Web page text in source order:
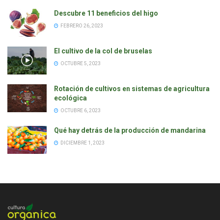
Descubre 11 beneficios del higo
FEBRERO 26, 2023
El cultivo de la col de bruselas
OCTUBRE 5, 2023
Rotación de cultivos en sistemas de agricultura
ecológica
OCTUBRE 6, 2023
Qué hay detrás de la producción de mandarina
DICIEMBRE 1, 2023